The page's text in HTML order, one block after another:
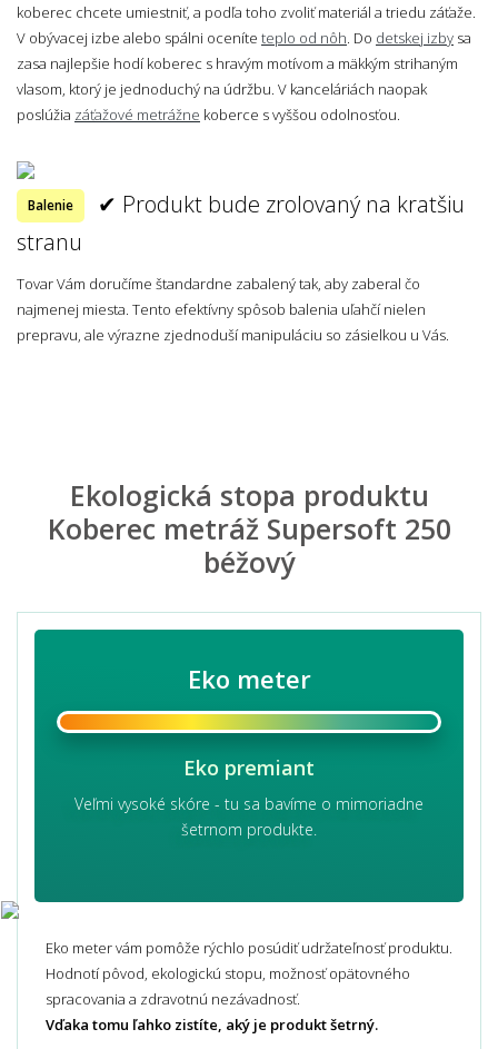
koberec chcete umiestniť, a podľa toho zvoliť materiál a triedu záťaže.
V obývacej izbe alebo spálni oceníte teplo od nôh. Do detskej izby sa
zasa najlepšie hodí koberec s hravým motívom a mäkkým strihaným
vlasom, ktorý je jednoduchý na údržbu. V kanceláriách naopak
poslúžia záťažové metrážne koberce s vyššou odolnosťou.
Balenie
✔ Produkt bude zrolovaný na kratšiu
stranu
Tovar Vám doručíme štandardne zabalený tak, aby zaberal čo
najmenej miesta. Tento efektívny spôsob balenia uľahčí nielen
prepravu, ale výrazne zjednoduší manipuláciu so zásielkou u Vás.
Ekologická stopa produktu
Koberec metráž Supersoft 250
béžový
Eko meter
Eko premiant
Veľmi vysoké skóre - tu sa bavíme o mimoriadne
šetrnom produkte.
Eko meter vám pomôže rýchlo posúdiť udržateľnosť produktu.
Hodnotí pôvod, ekologickú stopu, možnosť opätovného
spracovania a zdravotnú nezávadnosť.
Vďaka tomu ľahko zistíte, aký je produkt šetrný.